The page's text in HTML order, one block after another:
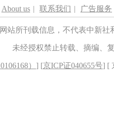
About us | 联系我们 | 广告服务
站所刊载信息，不代表中新
未经授权禁止转载、摘编、
） ] [京ICP证040655号] [